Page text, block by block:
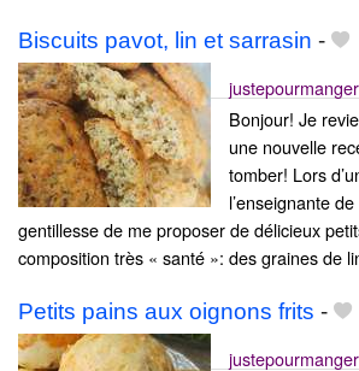
Biscuits pavot, lin et sarrasin -
justepourmanger
Bonjour! Je
une nouvelle
tomber! Lors
l’enseignante
gentillesse de me proposer de délicieux
composition très « santé »: des graines de
Petits pains aux oignons frits -
justepourmanger